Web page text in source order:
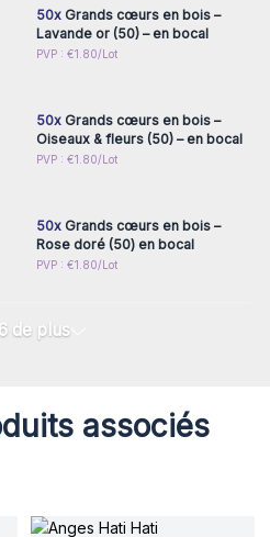
50xGrands cœurs en bois –
Lavande or (50) – en bocal
PVP : €1.80/LotConnectez-vous ou
50xGrands cœurs en bois –
Oiseaux & fleurs (50) – en bocal
PVP : €1.80/LotConnectez-vous ou
50xGrands cœurs en bois –
Rose doré (50) en bocal
PVP : €1.80/Lot
de plus
associés